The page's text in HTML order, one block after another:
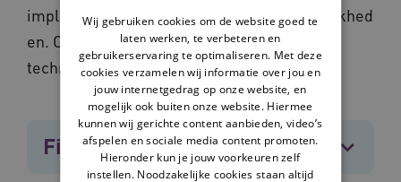
implementatietips en, financieringsmogelijkhed
en. Ook delen we in welke situaties de
technologie waardevol kan zijn.
Filters [4]
Wij gebruiken cookies om de website goed te
laten werken, te verbeteren en
gebruikerservaring te optimaliseren. Met deze
cookies verzamelen wij informatie over jou en
jouw internetgedrag op onze website, en
mogelijk ook buiten onze website. Hiermee
kunnen wij gerichte content aanbieden, video’s
afspelen en sociale media content promoten.
Hieronder kun je jouw voorkeuren zelf
instellen. Noodzakelijke cookies staan altijd